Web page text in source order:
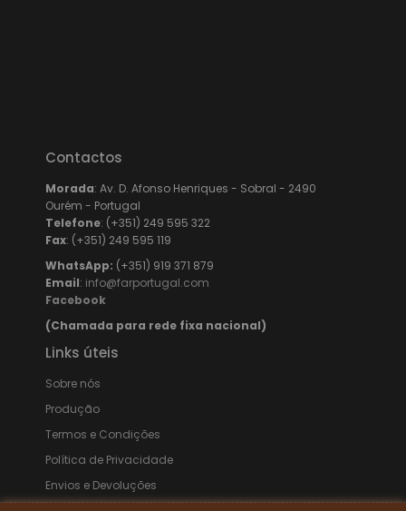
Contactos
Morada: Av. D. Afonso Henriques - Sobral - 2490
Ourém - Portugal
Telefone: (+351) 249 595 322
Fax: (+351) 249 595 119
WhatsApp: (+351) 919 371 879
Email: info@farportugal.com
Facebook
(Chamada para rede fixa nacional)
Links úteis
Sobre nós
Produção
Termos e Condições
Política de Privacidade
Envios e Devoluções